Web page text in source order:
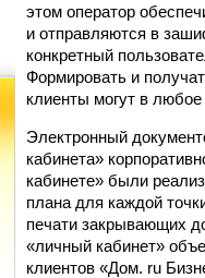
этом оператор
и отправляются в
конкретный
Формировать и
клиенты могут в
Электронный
кабинета»
кабинете» были
плана для каждой
печати закрывающих
«личный кабинет»
клиентов «Дом. ru